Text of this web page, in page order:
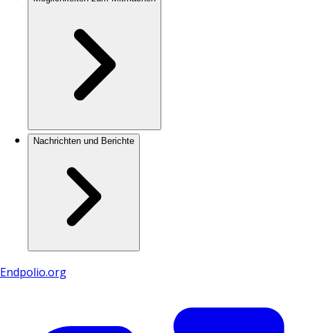
Nachrichten und Berichte
Endpolio.org